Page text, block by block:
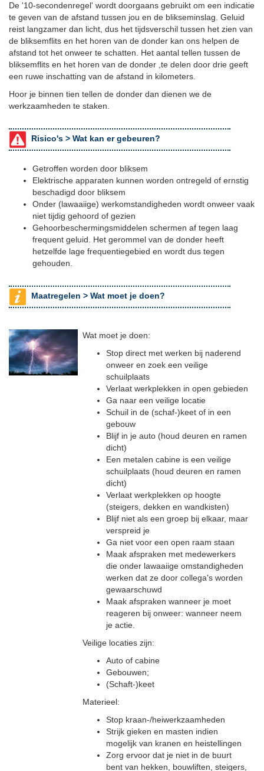
De '10-secondenregel' wordt doorgaans gebruikt om een indicatie
te geven van de afstand tussen jou en de blikseminslag. Geluid
reist langzamer dan licht, dus het tijdsverschil tussen het zien van
de bliksemflits en het horen van de donder kan ons helpen de
afstand tot het onweer te schatten. Het aantal tellen tussen de
bliksemflits en het horen van de donder ,te delen door drie geeft
een ruwe inschatting van de afstand in kilometers.
Hoor je binnen tien tellen de donder dan dienen we de
werkzaamheden te staken.
Risico's > Wat kan er gebeuren?
Getroffen worden door bliksem
Elektrische apparaten kunnen worden ontregeld of ernstig
beschadigd door bliksem
Onder (lawaaiige) werkomstandigheden wordt onweer vaak
niet tijdig gehoord of gezien
Gehoorbeschermingsmiddelen schermen af tegen laag
frequent geluid. Het gerommel van de donder heeft
hetzelfde lage frequentiegebied en wordt dus tegen
gehouden.
Maatregelen > Wat moet je doen?
Wat moet je doen:
Stop direct met werken bij naderend
onweer en zoek een veilige
schuilplaats
Verlaat werkplekken in open gebieden
Ga naar een veilige locatie
Schuil in de (schaf-)keet of in een
gebouw
Blijf in je auto (houd deuren en ramen
dicht)
Een metalen cabine is een veilige
schuilplaats (houd deuren en ramen
dicht)
Verlaat werkplekken op hoogte
(steigers, dekken en wandkisten)
Blijf niet als een groep bij elkaar, maar
verspreid je
Ga niet voor een open raam staan
Maak afspraken met medewerkers
die onder lawaaiige omstandigheden
werken dat ze door collega's worden
gewaarschuwd
Maak afspraken wanneer je moet
reageren bij onweer: wanneer neem
je actie.
Veilige locaties zijn:
Auto of cabine
Gebouwen;
(Schaft-)keet
Materieel:
Stop kraan-/heiwerkzaamheden
Strijk gieken en masten indien
mogelijk van kranen en heistellingen
Zorg ervoor dat je niet in de buurt
bent van hekken, bouwliften, steigers,